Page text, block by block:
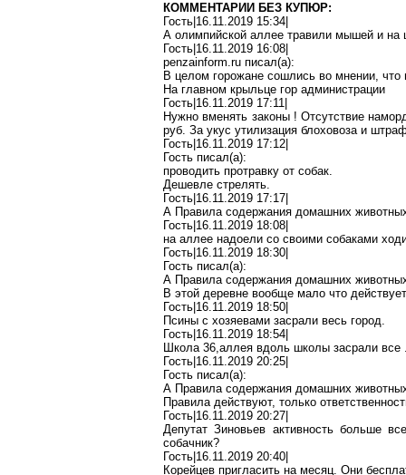
КОММЕНТАРИИ БЕЗ КУПЮР:
Гость|16.11.2019 15:34|
А олимпийской аллее травили мышей и на
Гость|16.11.2019 16:08|
penzainform.ru писал(a):
В целом горожане сошлись во мнении, что
На главном крыльце гор администрации
Гость|16.11.2019 17:11|
Нужно вменять законы! Отсутствие
руб. За укус утилизация блоховозаи штраф
Гость|16.11.2019 17:12|
Гость писал(a):
проводить протравку от собак.
Дешевле стрелять.
Гость|16.11.2019 17:17|
А Правила содержания домашних
Гость|16.11.2019 18:08|
на аллее надоели со своими собаками
Гость|16.11.2019 18:30|
Гость писал(a):
А Правила содержания домашних
В этой деревне вообще мало что
Гость|16.11.2019 18:50|
Псины с хозяевами засрали весь город.
Гость|16.11.2019 18:54|
Школа 36,аллея вдоль школы засрали все
Гость|16.11.2019 20:25|
Гость писал(a):
А Правила содержания домашних
Правила действуют, только
Гость|16.11.2019 20:27|
Депутат Зиновьев активность больше
собачник?
Гость|16.11.2019 20:40|
Корейцев пригласить на месяц. Они